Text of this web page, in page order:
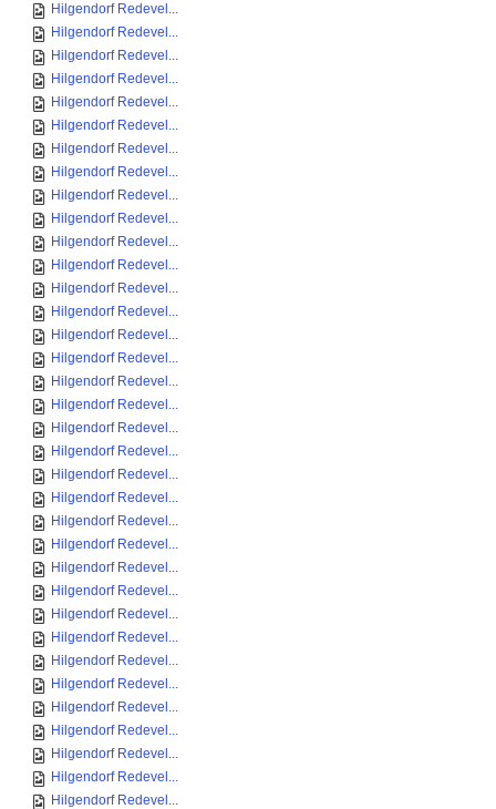
Hilgendorf Redevel...
Hilgendorf Redevel...
Hilgendorf Redevel...
Hilgendorf Redevel...
Hilgendorf Redevel...
Hilgendorf Redevel...
Hilgendorf Redevel...
Hilgendorf Redevel...
Hilgendorf Redevel...
Hilgendorf Redevel...
Hilgendorf Redevel...
Hilgendorf Redevel...
Hilgendorf Redevel...
Hilgendorf Redevel...
Hilgendorf Redevel...
Hilgendorf Redevel...
Hilgendorf Redevel...
Hilgendorf Redevel...
Hilgendorf Redevel...
Hilgendorf Redevel...
Hilgendorf Redevel...
Hilgendorf Redevel...
Hilgendorf Redevel...
Hilgendorf Redevel...
Hilgendorf Redevel...
Hilgendorf Redevel...
Hilgendorf Redevel...
Hilgendorf Redevel...
Hilgendorf Redevel...
Hilgendorf Redevel...
Hilgendorf Redevel...
Hilgendorf Redevel...
Hilgendorf Redevel...
Hilgendorf Redevel...
Hilgendorf Redevel...